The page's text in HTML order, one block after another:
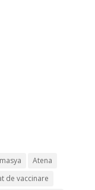
Atena
de vaccinare